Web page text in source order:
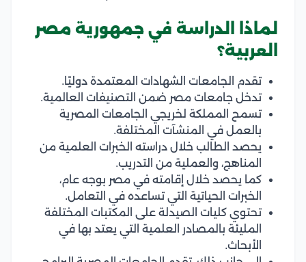
لماذا الدراسة في جمهورية مصر
العربية؟
تقدم الجامعات الشهادات المعتمدة دوليًا.
تدخل جامعات مصر ضمن التصنيفات العالمية.
تسمح المملكة لخريجي الجامعات المصرية
بالعمل في المنشآت المختلفة.
يحصد الطالب خلال دراسته الخبرات العلمية من
المناهج، والعملية من التدريب.
كما يحصد خلال إقامته في مصر بوجه عام،
الخبرات الحياتية التي تساعده في التعامل.
تحتوي كليات الصيدلة على المكتبات المختلفة
المليئة بالمصادر العلمية التي يعتد بها في
الأبحاث.